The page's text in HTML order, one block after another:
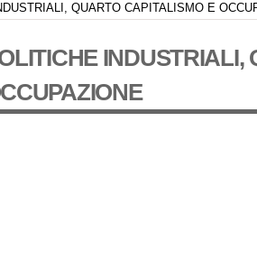
QUARTO CAPITALISMO E
INDUSTRIALI,